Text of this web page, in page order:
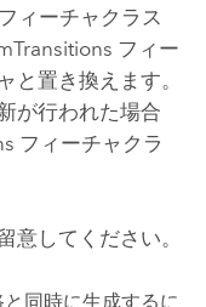
ィーチャクラス
フィー
と置き換えます。
が行われた場合
フィーチャクラ
意してください。
同時に生成するに